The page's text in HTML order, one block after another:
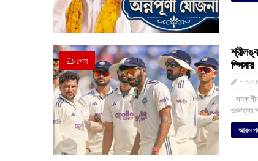
খেলা
স্পিনার
E
গুরুত্বের
আরও